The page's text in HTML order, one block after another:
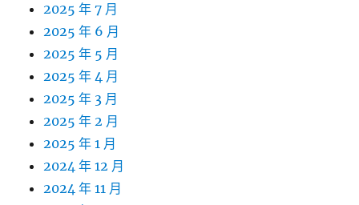
2025 年 7 月
2025 年 6 月
2025 年 5 月
2025 年 4 月
2025 年 3 月
2025 年 2 月
2025 年 1 月
2024 年 12 月
2024 年 11 月